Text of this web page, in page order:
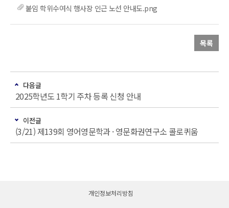
붙임 학위수여식 행사장 인근 노선 안내도.png
목록
다음글
2025학년도 1학기 주차 등록 신청 안내
이전글
(3/21) 제139회 영어영문학과 · 영문화권연구소 콜로퀴움
개인정보처리방침